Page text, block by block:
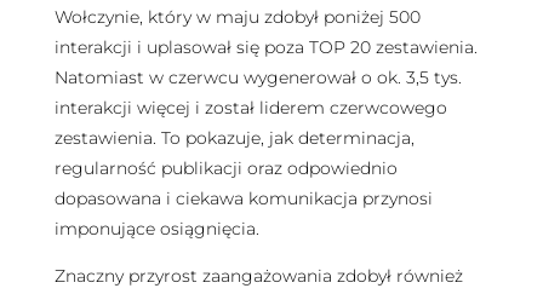
Wołczynie, który w maju zdobył poniżej 500
interakcji i uplasował się poza TOP 20 zestawienia.
Natomiast w czerwcu wygenerował o ok. 3,5 tys.
interakcji więcej i został liderem czerwcowego
zestawienia. To pokazuje, jak determinacja,
regularność publikacji oraz odpowiednio
dopasowana i ciekawa komunikacja przynosi
imponujące osiągnięcia.
Znaczny przyrost zaangażowania zdobył również